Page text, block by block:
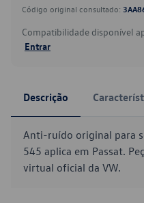
Código original consultado:
Compatibilidade disponível
Entrar
Descrição
Anti-ruído original para
545 aplica em Passat.
virtual oficial da VW.